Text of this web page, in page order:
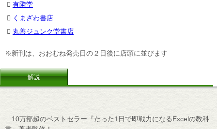
有隣堂
くまざわ書店
丸善ジュンク堂書店
※新刊は、おおむね発売日の２日後に店頭に並びます
解説
10万部超のベストセラー『たった1日で即戦力になるExcelの教科